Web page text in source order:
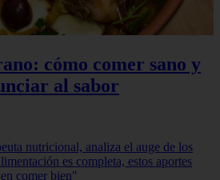
cómo comer sano y
al sabor